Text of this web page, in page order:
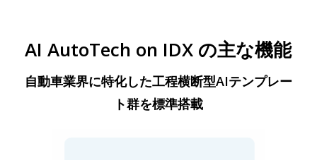
AI AutoTech on IDX の主な機能
自動車業界に特化した工程横断型AIテンプレー
ト群を標準搭載